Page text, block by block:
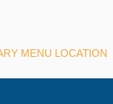
MENU LOCATION